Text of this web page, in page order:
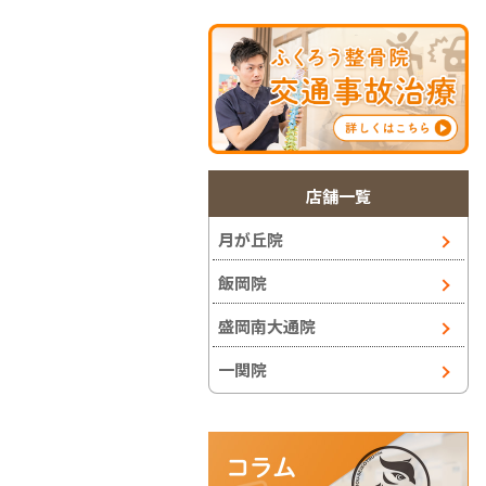
店舗一覧
月が丘院
飯岡院
盛岡南大通院
一関院